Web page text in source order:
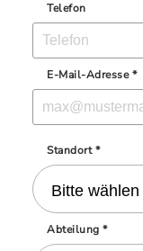
Telefon
E-Mail-Adresse *
Standort *
Abteilung *